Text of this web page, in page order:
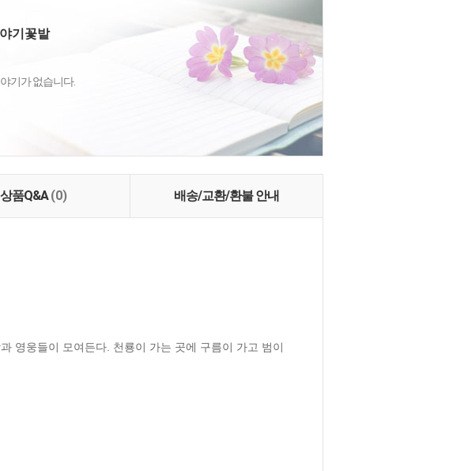
기꽃밭
기가 없습니다.
상품Q&A(0) 배송/교환/환불 안내
영웅들이 모여든다. 천룡이 가는 곳에 구름이 가고 범이